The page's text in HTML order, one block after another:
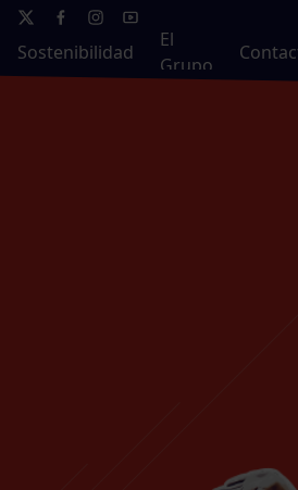
Sostenibilidad
El
Grupo